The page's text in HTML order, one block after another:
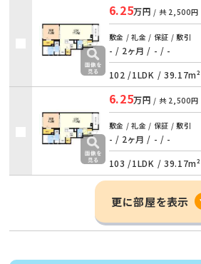
6.25万円 / 共 2,500円
敷金 / 礼金 / 保証 / 敷引
- / 2ヶ月 / - / -
102 /1LDK / 39.17m²
6.25万円 / 共 2,500円
敷金 / 礼金 / 保証 / 敷引
- / 2ヶ月 / - / -
103 /1LDK / 39.17m²
更に部屋を表示